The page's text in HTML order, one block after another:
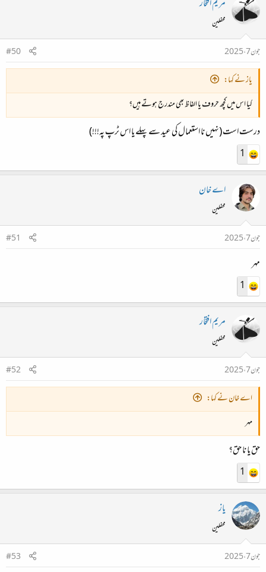
مریم افتخار
محفلین
جون 7، 2025
#50
یاز نے کہا:
کیا اس میں کچھ حروف یا الفاظ بھی مندرج ہوتے ہیں؟
درست است (نہیں نا استعمال کی عید سے پہلے یا اس ٹرپ پہ!!!)
1
اے خان
محفلین
جون 7، 2025
#51
مہر
1
مریم افتخار
محفلین
جون 7، 2025
#52
اے خان نے کہا:
مہر
حق یا نا حق؟
1
یاز
محفلین
جون 7، 2025
#53